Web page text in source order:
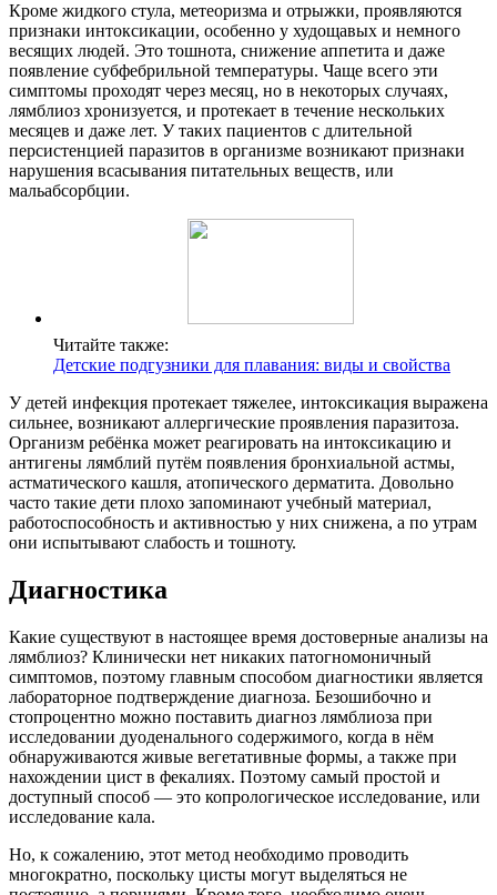
Кроме жидкого стула, метеоризма и отрыжки, проявляются
признаки интоксикации, особенно у худощавых и немного
весящих людей. Это тошнота, снижение аппетита и даже
появление субфебрильной температуры. Чаще всего эти
симптомы проходят через месяц, но в некоторых случаях,
лямблиоз хронизуется, и протекает в течение нескольких
месяцев и даже лет. У таких пациентов с длительной
персистенцией паразитов в организме возникают признаки
нарушения всасывания питательных веществ, или
мальабсорбции.
Читайте также:
Детские подгузники для плавания: виды и свойства
У детей инфекция протекает тяжелее, интоксикация выражена
сильнее, возникают аллергические проявления паразитоза.
Организм ребёнка может реагировать на интоксикацию и
антигены лямблий путём появления бронхиальной астмы,
астматического кашля, атопического дерматита. Довольно
часто такие дети плохо запоминают учебный материал,
работоспособность и активностью у них снижена, а по утрам
они испытывают слабость и тошноту.
Диагностика
Какие существуют в настоящее время достоверные анализы на
лямблиоз? Клинически нет никаких патогномоничный
симптомов, поэтому главным способом диагностики является
лабораторное подтверждение диагноза. Безошибочно и
стопроцентно можно поставить диагноз лямблиоза при
исследовании дуоденального содержимого, когда в нём
обнаруживаются живые вегетативные формы, а также при
нахождении цист в фекалиях. Поэтому самый простой и
доступный способ — это копрологическое исследование, или
исследование кала.
Но, к сожалению, этот метод необходимо проводить
многократно, поскольку цисты могут выделяться не